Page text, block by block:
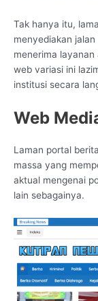
Tak hanya itu,
menyediakan
menerima
web variasi ini
institusi secara
Web
Laman portal
massa yang
aktual mengenai
lain sebagainya.